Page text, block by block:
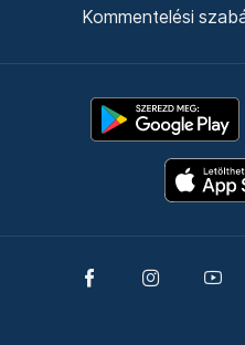
Kommentelési